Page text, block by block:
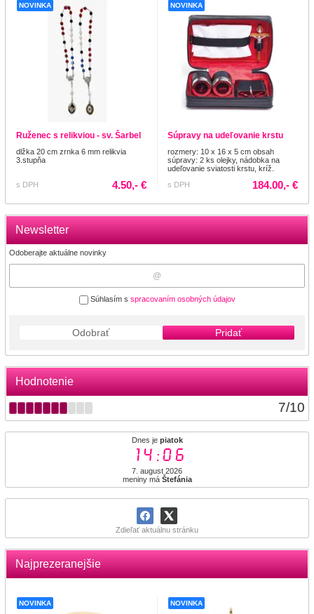
Newsletter
Odoberajte aktuálne novinky
Súhlasím s spracovaním osobných údajov
Odobrať Pridať
Hodnotenie
7/10
Dnes je piatok
14:06
7. august 2026
meniny má Štefánia
Zdieľať aktuálnu stránku
Najprezeranejšie
NOVINKA NOVINKA
NOVINKA
Ruženec s relikviou - sv. Šarbel
dlžka 20 cm zrnka 6 mm relikvia
3.stupňa
s DPH 4.50,- €
NOVINKA
Súpravy na udeľovanie krstu
rozmery: 10 x 16 x 5 cm obsah
súpravy: 2 ks olejky, nádobka na
udeľovanie sviatosti krstu, kríž.
s DPH
184.00,- €